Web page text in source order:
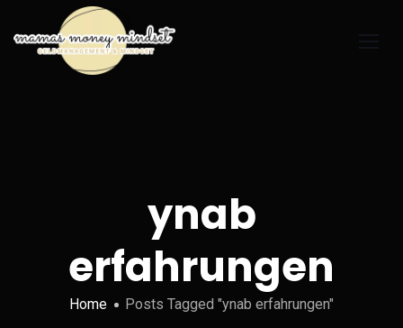
ynab
erfahrungen
Home Posts Tagged "ynab erfahrungen"